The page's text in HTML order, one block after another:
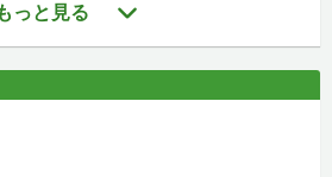
っと見る